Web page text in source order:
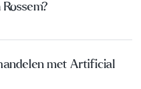
met Artificial